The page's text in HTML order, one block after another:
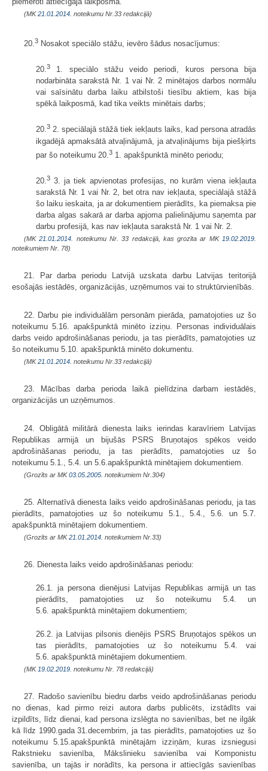
(MK21.01.2014. noteikumu Nr.33 redakcijā)
20. 3 Nosakot speciālo stāžu, ievēro šādus nosacījumus:
20.3
1. speciālo stāžu veido periodi, kuros persona bija
nodarbināta sarakstā Nr. 1 vai Nr. 2 minētajos darbos normālu
vai saīsinātu darba laiku atbilstoši tiesību aktiem, kas bija
spēkā laikposmā, kad tika veikts minētais darbs;
20.3 2. speciālajā stāžā tiek iekļauts laiks, kad persona atradās
ikgadējā apmaksātā atvaļinājumā, ja atvaļinājums bija piešķirts
par šo noteikumu 20. 3 1. apakšpunktā minēto periodu;
20.3 3. ja tiek apvienotas profesijas, no kurām viena iekļauta
sarakstā Nr. 1 vai Nr. 2, bet otra nav iekļauta, speciālajā stāžā
šo laiku ieskaita, ja ar dokumentiem pierādīts, ka piemaksa pie
darba algas sakarā ar darba apjoma palielinājumu saņemta par
darbu profesijā, kas nav iekļauta sarakstā Nr. 1 vai Nr. 2.
(MK21.01.2014. noteikumu Nr. 33 redakcijā, kas grozīta ar MK 19.02.2019.
noteikumiem Nr. 78)
21. Par darba periodu Latvijā uzskata darbu Latvijas teritorijā
esošajās iestādēs, organizācijās, uzņēmumos vai to struktūrvienībās.
22. Darbu pie individuālām personām pierāda, pamatojoties uz šo
noteikumu 5.16. apakšpunktā minēto izziņu. Personas individuālais
darbs veido apdrošināšanas periodu, ja tas pierādīts, pamatojoties uz
šo noteikumu 5.10. apakšpunktā minēto dokumentu.
(MK21.01.2014. noteikumu Nr.33 redakcijā)
23. Mācības darba perioda laikā pielīdzina darbam iestādēs,
organizācijās un uzņēmumos.
24. Obligātā militārā dienesta laiks ierindas karavīriem Latvijas
Republikas armijā un bijušās PSRS Bruņotajos spēkos veido
apdrošināšanas periodu, ja tas pierādīts, pamatojoties uz šo
noteikumu 5.1., 5.4. un 5.6.apakšpunktā minētajiem dokumentiem.
(Grozīts ar MK03.05.2005. noteikumiem Nr.304)
25. Alternatīvā dienesta laiks veido apdrošināšanas periodu, ja tas
pierādīts, pamatojoties uz šo noteikumu 5.1., 5.4., 5.6. un 5.7.
apakšpunktā minētajiem dokumentiem.
(Grozīts ar MK21.01.2014. noteikumiem Nr.33)
26. Dienesta laiks veido apdrošināšanas periodu:
26.1. ja persona dienējusi Latvijas Republikas armijā un tas
pierādīts, pamatojoties uz šo noteikumu 5.4. un
5.6. apakšpunktā minētajiem dokumentiem;
26.2. ja Latvijas pilsonis dienējis PSRS Bruņotajos spēkos un
tas pierādīts, pamatojoties uz šo noteikumu 5.4. vai
5.6. apakšpunktā minētajiem dokumentiem.
(MK 19.02.2019. noteikumu Nr. 78 redakcijā)
27. Radošo savienību biedru darbs veido apdrošināšanas periodu
no dienas, kad pirmo reizi autora darbs publicēts, izstādīts vai
izpildīts, līdz dienai, kad persona izslēgta no savienības, bet ne ilgāk
kā līdz 1990.gada 31.decembrim, ja tas pierādīts, pamatojoties uz šo
noteikumu 5.15.apakšpunktā minētajām izziņām, kuras izsniegusi
Rakstnieku savienība, Mākslinieku savienība vai Komponistu
savienība, un tajās ir norādīts, ka persona ir attiecīgās savienības